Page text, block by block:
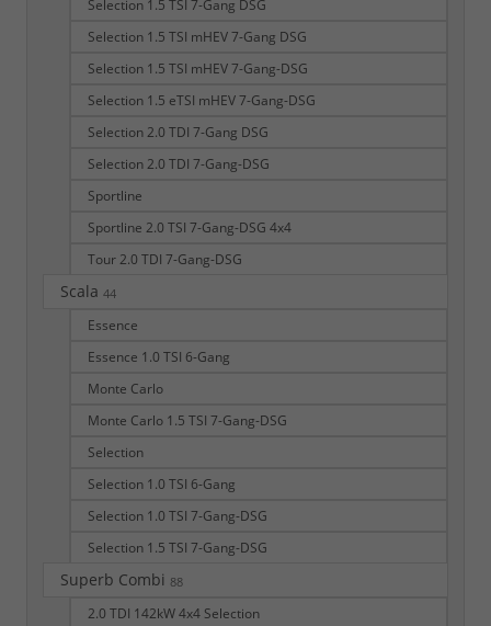
Selection 1.5 TSI 7-Gang DSG
Selection 1.5 TSI mHEV 7-Gang DSG
Selection 1.5 TSI mHEV 7-Gang-DSG
Selection 1.5 eTSI mHEV 7-Gang-DSG
Selection 2.0 TDI 7-Gang DSG
Selection 2.0 TDI 7-Gang-DSG
Sportline
Sportline 2.0 TSI 7-Gang-DSG 4x4
Tour 2.0 TDI 7-Gang-DSG
Scala 44
Essence
Essence 1.0 TSI 6-Gang
Monte Carlo
Monte Carlo 1.5 TSI 7-Gang-DSG
Selection
Selection 1.0 TSI 6-Gang
Selection 1.0 TSI 7-Gang-DSG
Selection 1.5 TSI 7-Gang-DSG
Superb Combi 88
2.0 TDI 142kW 4x4 Selection